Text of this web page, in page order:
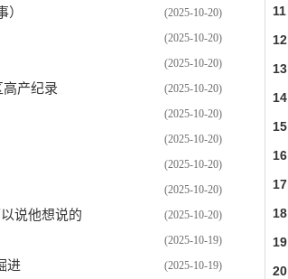
(2025-10-20)
(2025-10-20)
(2025-10-20)
(2025-10-20)
产纪录
(2025-10-20)
(2025-10-20)
(2025-10-20)
(2025-10-20)
(2025-10-20)
说他想说的
(2025-10-19)
(2025-10-19)
进
11
12
13
14
15
16
17
18
特19
20